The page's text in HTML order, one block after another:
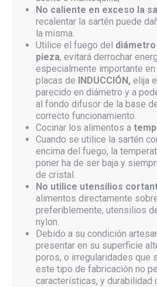
No caliente en exceso la
recalentar la sartén puede
la misma.
Utilice el fuego del diámetro
pieza, evitará derrochar
especialmente importante
placas de INDUCCIÓN, elija
parecido en diámetro y a
al fondo difusor de la base
correcto funcionamiento.
Cocinar los alimentos a
Cuando se utilice la sartén
encima del fuego, la
poner ha de ser baja y
de cristal.
No utilice utensilios
alimentos directamente
preferiblemente, utensilios
nylon.
Debido a su condición
presentar en su superficie
poros, o irregularidades que
este tipo de fabricación no
características, y durabilidad